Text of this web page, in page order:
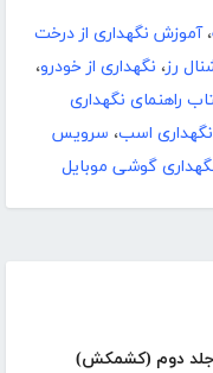
جلد دوم (کشمکش)
،آموزش نگهداری از درخت
رز، نگهداری از خودرو،
راهنمای نگهداری
اسب، سرویس
گوشی موبایل